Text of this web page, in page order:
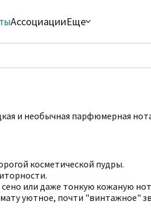
АссоциацииЕще
и необычная парфюмерная
косметической пудры.
или даже тонкую кожаную
уютное, почти "винтажное"